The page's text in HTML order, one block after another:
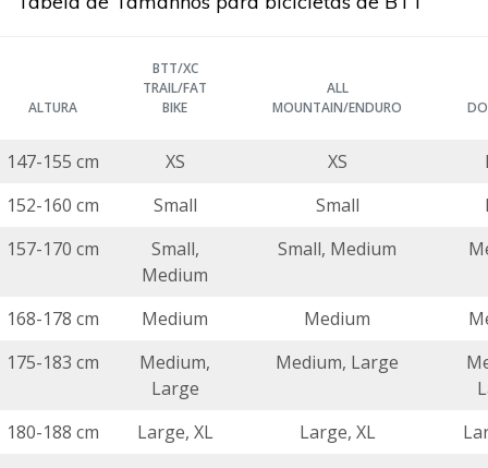
ALTURA
BTT/XC
TRAIL/FAT
BIKE
ALL
MOUNTAIN/ENDURO
147-155 cm XS XS
152-160 cm
Small Small
157-170 cm
Small,
Medium
Small, Medium
168-178 cm Medium Medium
175-183 cm
Medium,
Large
Medium, Large
180-188 cm
Large, XL Large, XL